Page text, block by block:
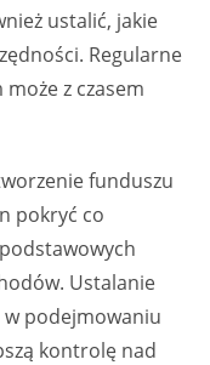
ustalić, jakie
Regularne
z czasem
funduszu
pokryć co
Ustalanie
podejmowaniu
kontrolę nad